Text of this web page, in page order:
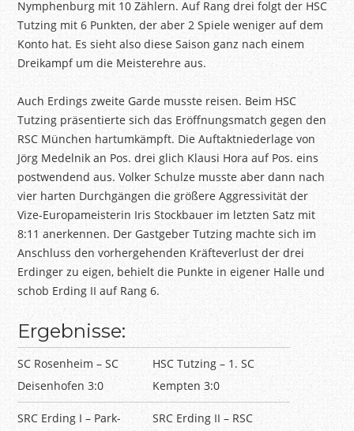
Nymphenburg mit 10 Zählern. Auf Rang drei folgt der HSC
Tutzing mit 6 Punkten, der aber 2 Spiele weniger auf dem
Konto hat. Es sieht also diese Saison ganz nach einem
Dreikampf um die Meisterehre aus.
Auch Erdings zweite Garde musste reisen. Beim HSC
Tutzing präsentierte sich das Eröffnungsmatch gegen den
RSC München hartumkämpft. Die Auftaktniederlage von
Jörg Medelnik an Pos. drei glich Klausi Hora auf Pos. eins
postwendend aus. Volker Schulze musste aber dann nach
vier harten Durchgängen die größere Aggressivität der
Vize-Europameisterin Iris Stockbauer im letzten Satz mit
8:11 anerkennen. Der Gastgeber Tutzing machte sich im
Anschluss den vorhergehenden Kräfteverlust der drei
Erdinger zu eigen, behielt die Punkte in eigener Halle und
schob Erding II auf Rang 6.
Ergebnisse:
SC Rosenheim – SC
Deisenhofen 3:0
HSC Tutzing – 1. SC
Kempten 3:0
SRC Erding I – Park-
SRC Erding II – RSC